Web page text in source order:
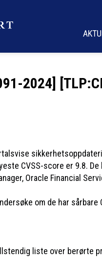
2024]
CVSS-score er 9.8.
Oracle Financial
om de har
liste over berørte